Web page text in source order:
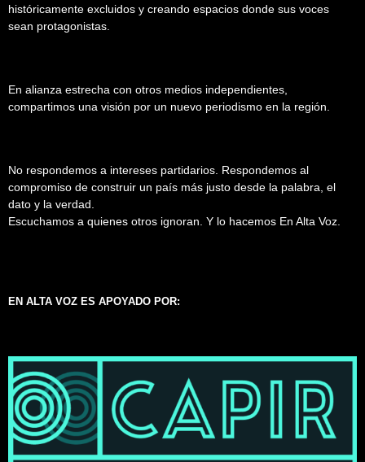
históricamente excluidos y creando espacios donde sus voces
sean protagonistas.
En alianza estrecha con otros medios independientes,
compartimos una visión por un nuevo periodismo en la región.
No respondemos a intereses partidarios. Respondemos al
compromiso de construir un país más justo desde la palabra, el
dato y la verdad.
Escuchamos a quienes otros ignoran. Y lo hacemos En Alta Voz.
EN ALTA VOZ ES APOYADO POR: